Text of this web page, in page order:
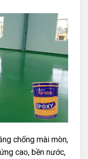
chống mài mòn,
cao, bền nước,